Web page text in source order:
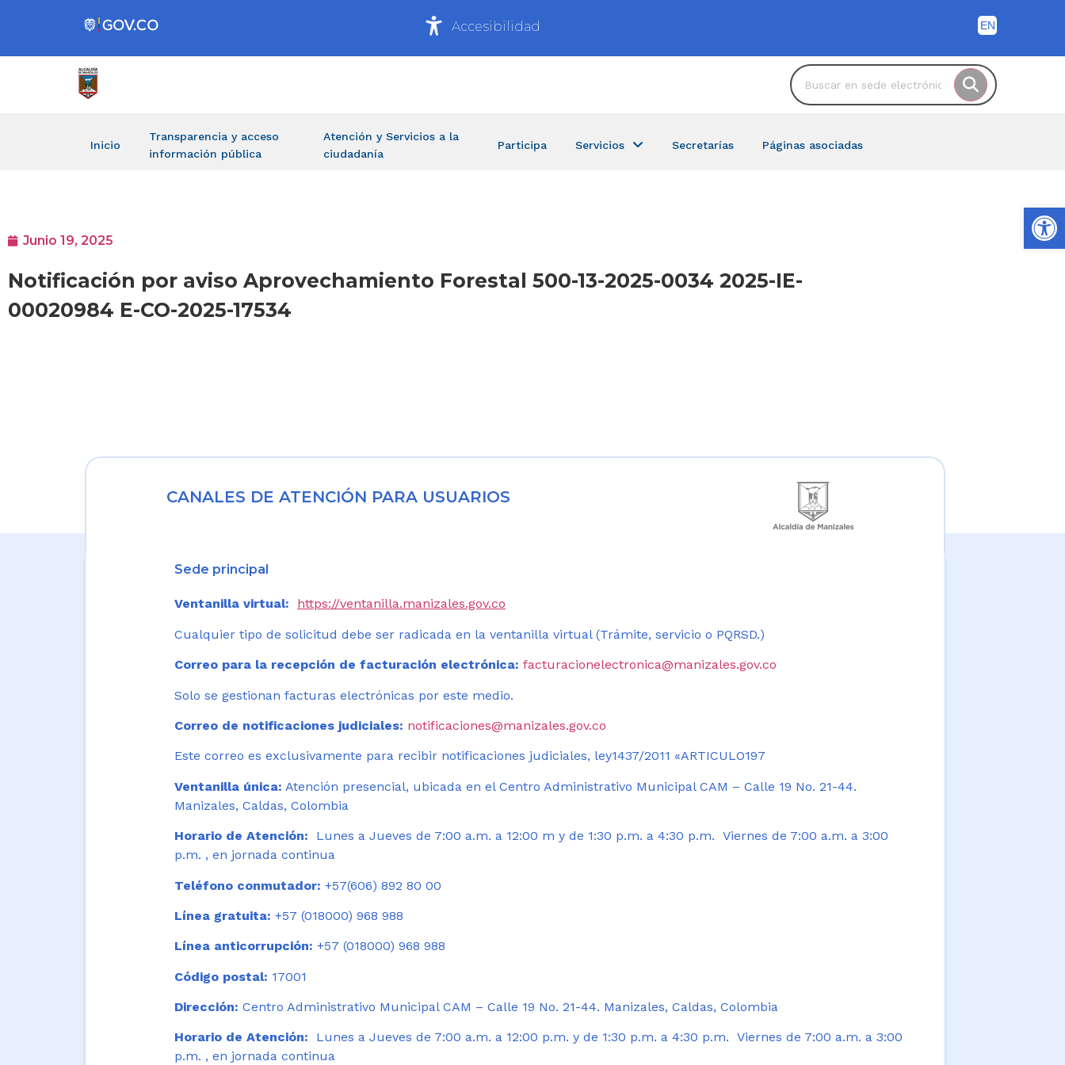
Accesibilidad
Inicio
Transparencia y acceso
información pública
Atención y Servicios a la
ciudadanía
Participa Servicios Secretarías Páginas asociadas
Junio 19, 2025
Notificación por aviso Aprovechamiento Forestal 500-13-2025-0034 2025-IE-
00020984 E-CO-2025-17534
CANALES DE ATENCIÓN PARA USUARIOS
Sede principal
Ventanilla virtual: https://ventanilla.manizales.gov.co
Cualquier tipo de solicitud debe ser radicada en la ventanilla virtual (Trámite, servicio o PQRSD.)
Correo para la recepción de facturación electrónica: facturacionelectronica@manizales.gov.co
Solo se gestionan facturas electrónicas por este medio.
Correo de notificaciones judiciales: notificaciones@manizales.gov.co
Este correo es exclusivamente para recibir notificaciones judiciales, ley1437/2011 «ARTICULO197
Ventanilla única: Atención presencial, ubicada en el Centro Administrativo Municipal CAM – Calle 19 No. 21-44.
Manizales, Caldas, Colombia
Horario de Atención:
Lunes a Jueves de 7:00 a.m. a 12:00 m y de 1:30 p.m. a 4:30 p.m. Viernes de 7:00 a.m. a 3:00
p.m. , en jornada continua
Teléfono conmutador: +57(606) 892 80 00
Línea gratuita: +57 (018000) 968 988
Línea anticorrupción: +57 (018000) 968 988
Código postal: 17001
Dirección: Centro Administrativo Municipal CAM – Calle 19 No. 21-44. Manizales, Caldas, Colombia
Horario de Atención: Lunes a Jueves de 7:00 a.m. a 12:00 p.m. y de 1:30 p.m. a 4:30 p.m. Viernes de 7:00 a.m. a 3:00
p.m. , en jornada continua